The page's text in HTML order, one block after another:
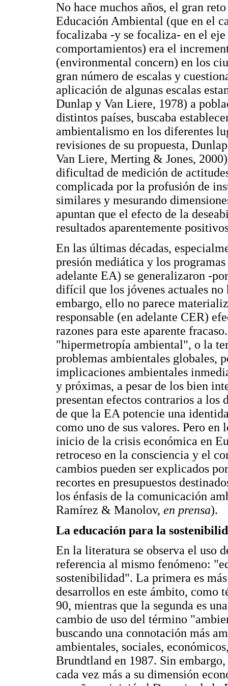
No hace muchos años, el gran
Educación Ambiental (que en el
focalizaba -y se focaliza- en el
comportamientos) era el
(environmental concern) en los
gran número de escalas y
aplicación de algunas escalas
Dunlap y Van Liere, 1978) a
distintos países, buscaba
ambientalismo en los diferentes
revisiones de su propuesta,
Van Liere, Merting & Jones,
dificultad de medición de
complicada por la profusión de
similares y mesurando
apuntan que el efecto de la
resultados aparentemente
En las últimas décadas,
presión mediática y los
adelante EA) se generalizaron -
difícil que los jóvenes actuales
embargo, ello no parece
responsable (en adelante CER)
razones para este aparente
"hipermetropía ambiental", o la
problemas ambientales globales,
implicaciones ambientales
y próximas, a pesar de los bien
presentan efectos contrarios a los
de que la EA potencie una
como uno de sus valores. Pero en
inicio de la crisis económica en
retroceso en la consciencia y el
cambios pueden ser explicados
recortes en presupuestos
los énfasis de la comunicación
Ramírez & Manolov, en prensa).
La educación para la
En la literatura se observa el uso
referencia al mismo fenómeno:
sostenibilidad". La primera es
desarrollos en este ámbito, como
90, mientras que la segunda es
cambio de uso del término
buscando una connotación más
ambientales, sociales,
Brundtland en 1987. Sin
cada vez más a su dimensión